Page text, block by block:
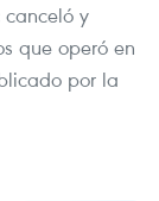
canceló y
que operó en
por la